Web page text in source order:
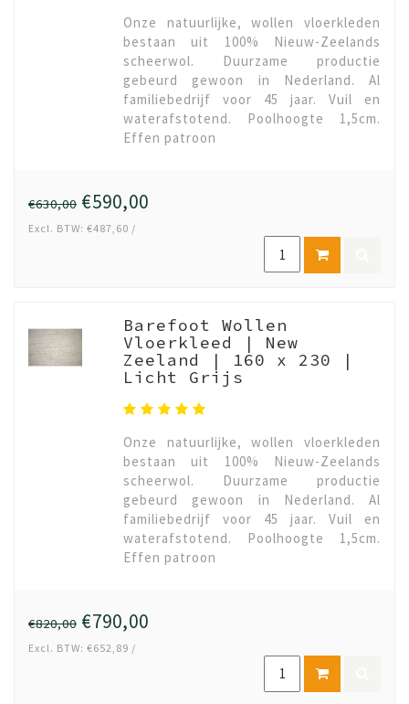
Onze natuurlijke, wollen vloerkleden
bestaan uit 100% Nieuw-Zeelands
scheerwol. Duurzame productie
gebeurd gewoon in Nederland. Al
familiebedrijf voor 45 jaar. Vuil en
waterafstotend. Poolhoogte 1,5cm.
Effen patroon
€630,00 €590,00
Excl. BTW: €487,60 /
Barefoot Wollen
Vloerkleed | New
Zeeland | 160 x 230 |
Licht Grijs
Onze natuurlijke, wollen vloerkleden
bestaan uit 100% Nieuw-Zeelands
scheerwol. Duurzame productie
gebeurd gewoon in Nederland. Al
familiebedrijf voor 45 jaar. Vuil en
waterafstotend. Poolhoogte 1,5cm.
Effen patroon
€820,00 €790,00
Excl. BTW: €652,89 /